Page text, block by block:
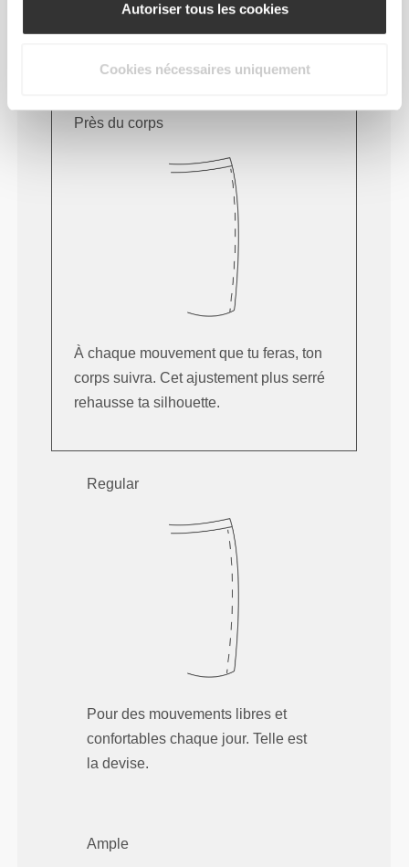
Autoriser tous les cookies
Cookies nécessaires uniquement
CONSEILS POUR LES TAILLES
Près du corps
À chaque mouvement que tu feras, ton
corps suivra. Cet ajustement plus serré
rehausse ta silhouette.
Regular
Pour des mouvements libres et
confortables chaque jour. Telle est
la devise.
Ample